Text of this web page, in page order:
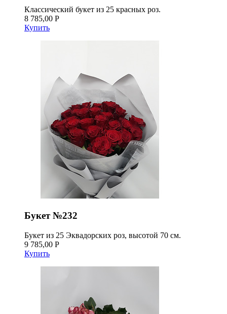
Классический букет из 25 красных роз.
8 785,00 Р
Купить
Букет №232
Букет из 25 Эквадорских роз, высотой 70 см.
9 785,00 Р
Купить